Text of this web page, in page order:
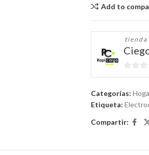
Add to
tienda
0
Categorías:
Etiqueta:
Compartir: